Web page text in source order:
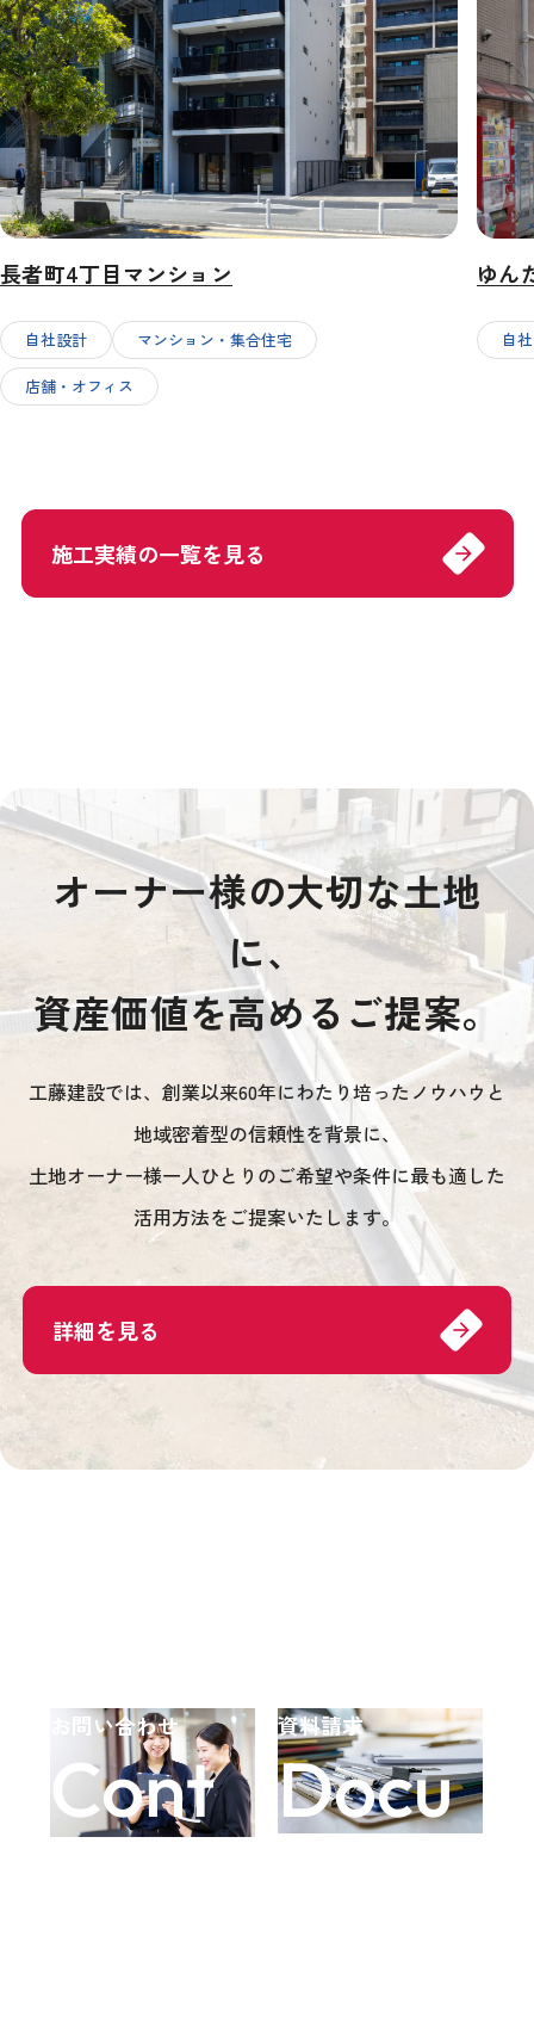
長者町4丁目マンション
自社設計 マンション・集合住宅
店舗・オフィス
ゆん
自
施工実績の一覧を見る arrow_forward
オーナー様の大切な土地
に、
資産価値を高めるご提案。
工藤建設では、創業以来60年にわたり培ったノウハウと
地域密着型の信頼性を背景に、
土地オーナー様一人ひとりのご希望や条件に最も適した
活用方法をご提案いたします。
詳細を見る arrow_forward
お問い合わせ
Cont
act
資料請求
Docu
ment